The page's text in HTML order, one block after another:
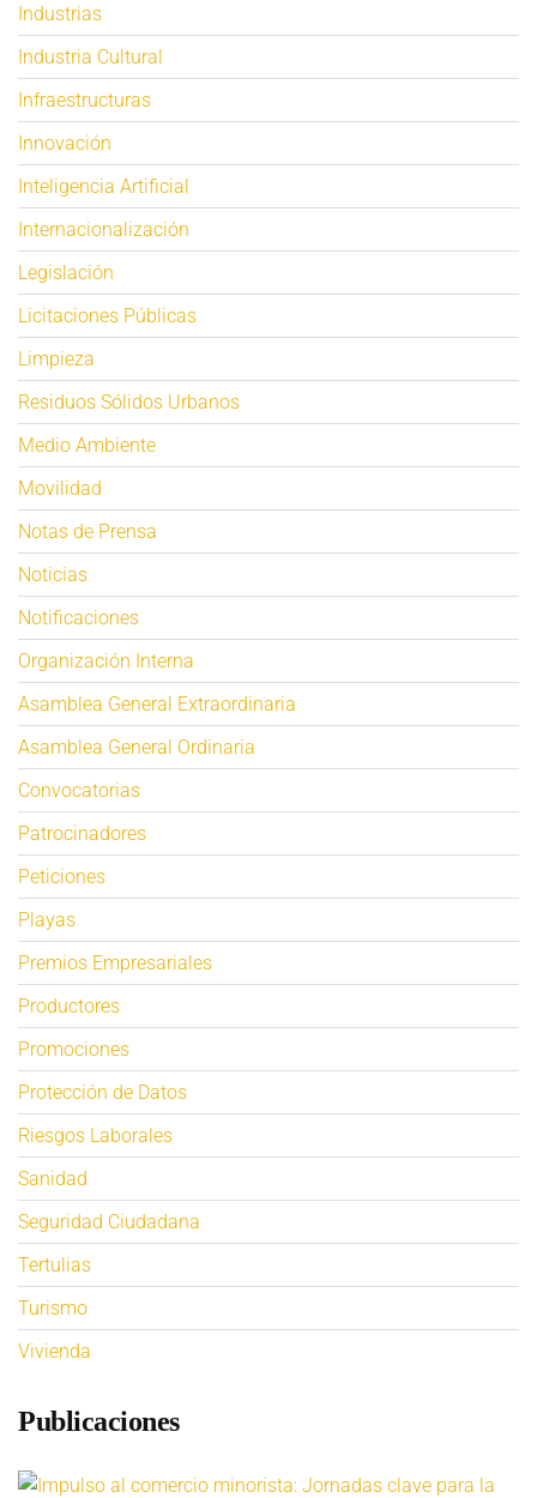
Industrias
Industria Cultural
Infraestructuras
Innovación
Inteligencia Artificial
Internacionalización
Legislación
Licitaciones Públicas
Limpieza
Residuos Sólidos Urbanos
Medio Ambiente
Movilidad
Notas de Prensa
Noticias
Notificaciones
Organización Interna
Asamblea General Extraordinaria
Asamblea General Ordinaria
Convocatorias
Patrocinadores
Peticiones
Playas
Premios Empresariales
Productores
Promociones
Protección de Datos
Riesgos Laborales
Sanidad
Seguridad Ciudadana
Tertulias
Turismo
Vivienda
Publicaciones